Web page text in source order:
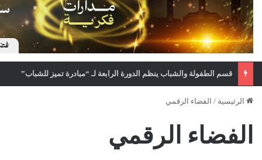
قسم الطفولة والشباب ينظم الدورة الرابعة لـ “مبادرة تميز للشباب”
الرئيسية / الفضاء الرقمي
الفضاء الرقمي